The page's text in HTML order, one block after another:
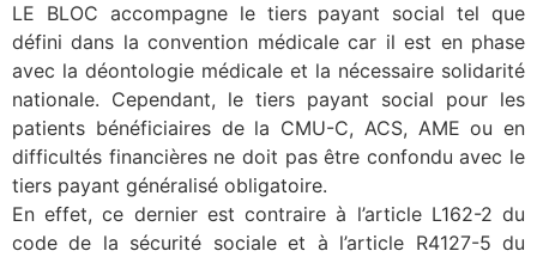
LE BLOC accompagne le tiers payant social tel que
défini dans la convention médicale car il est en phase
avec la déontologie médicale et la nécessaire solidarité
nationale. Cependant, le tiers payant social pour les
patients bénéficiaires de la CMU-C, ACS, AME ou en
difficultés financières ne doit pas être confondu avec le
tiers payant généralisé obligatoire.
En effet, ce dernier est contraire à l’article L162-2 du
code de la sécurité sociale et à l’article R4127-5 du